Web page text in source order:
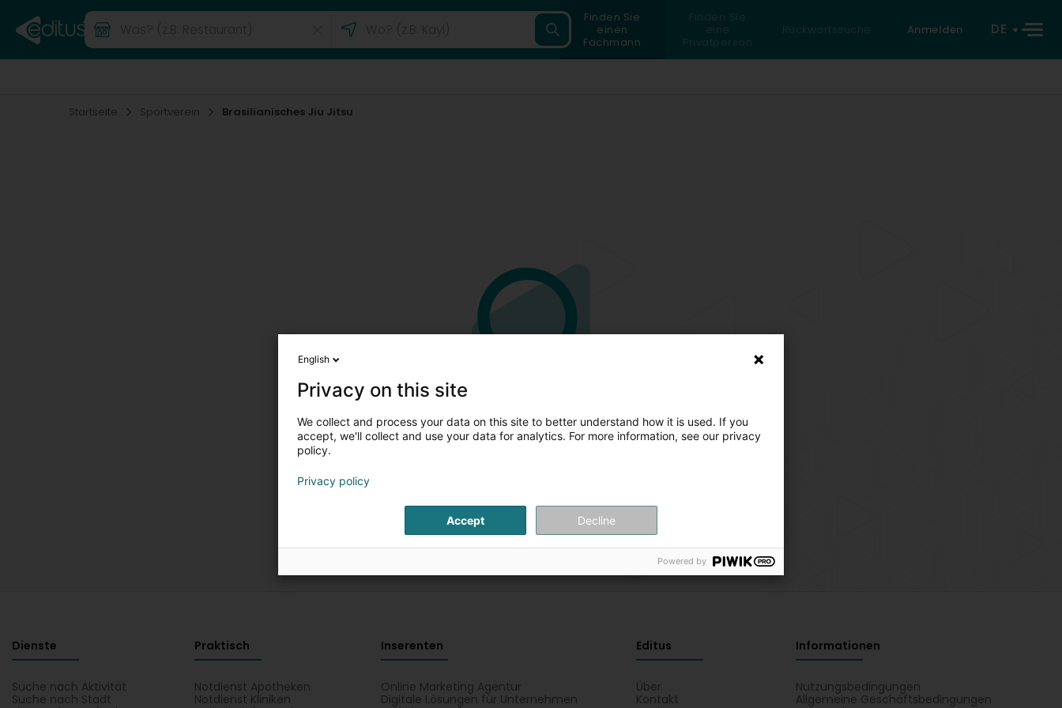
Finden Sie
einen
Fachmann
Finden Sie
eine
Privatperson
Rückwärtssuche Anmelden DE
Startseite Sportverein Brasilianisches Jiu Jitsu
Bitte füllen Sie die Felder für eine neue
Suche aus
Dienste
Suche nach Aktivität
Suche nach Stadt
Praktisch
Notdienst Apotheken
Notdienst Kliniken
Inserenten
Online Marketing Agentur
Digitale Lösungen für Unternehmen
Editus
Über
Kontakt
Informationen
Nutzungsbedingungen
Allgemeine Geschäftsbedingungen
English
Privacy on this site
We collect and process your data on this site to better understand how it is used. If you
accept, we'll collect and use your data for analytics. For more information, see our privacy
policy.
Privacy policy
Accept Decline
Powered by